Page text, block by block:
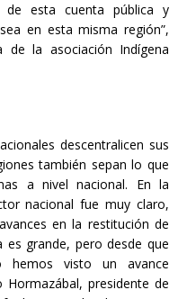
esta cuenta pública y
en esta misma región”,
de la asociación Indígena
descentralicen sus
también sepan lo que
a nivel nacional. En la
nacional fue muy claro,
en la restitución de
es grande, pero desde que
hemos visto un avance
Hormazábal, presidente de